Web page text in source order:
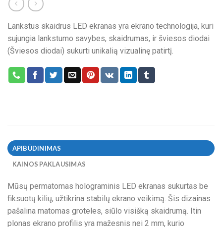
Lankstus skaidrus LED ekranas yra ekrano technologija, kuri
sujungia lankstumo savybes, skaidrumas, ir šviesos diodai
(Šviesos diodai) sukurti unikalią vizualinę patirtį.
APIBŪDINIMAS
KAINOS PAKLAUSIMAS
Mūsų permatomas holograminis LED ekranas sukurtas be
fiksuotų kilių, užtikrina stabilų ekrano veikimą. Šis dizainas
pašalina matomas groteles, siūlo visišką skaidrumą. Itin
plonas ekrano profilis yra mažesnis nei 2 mm, kurio